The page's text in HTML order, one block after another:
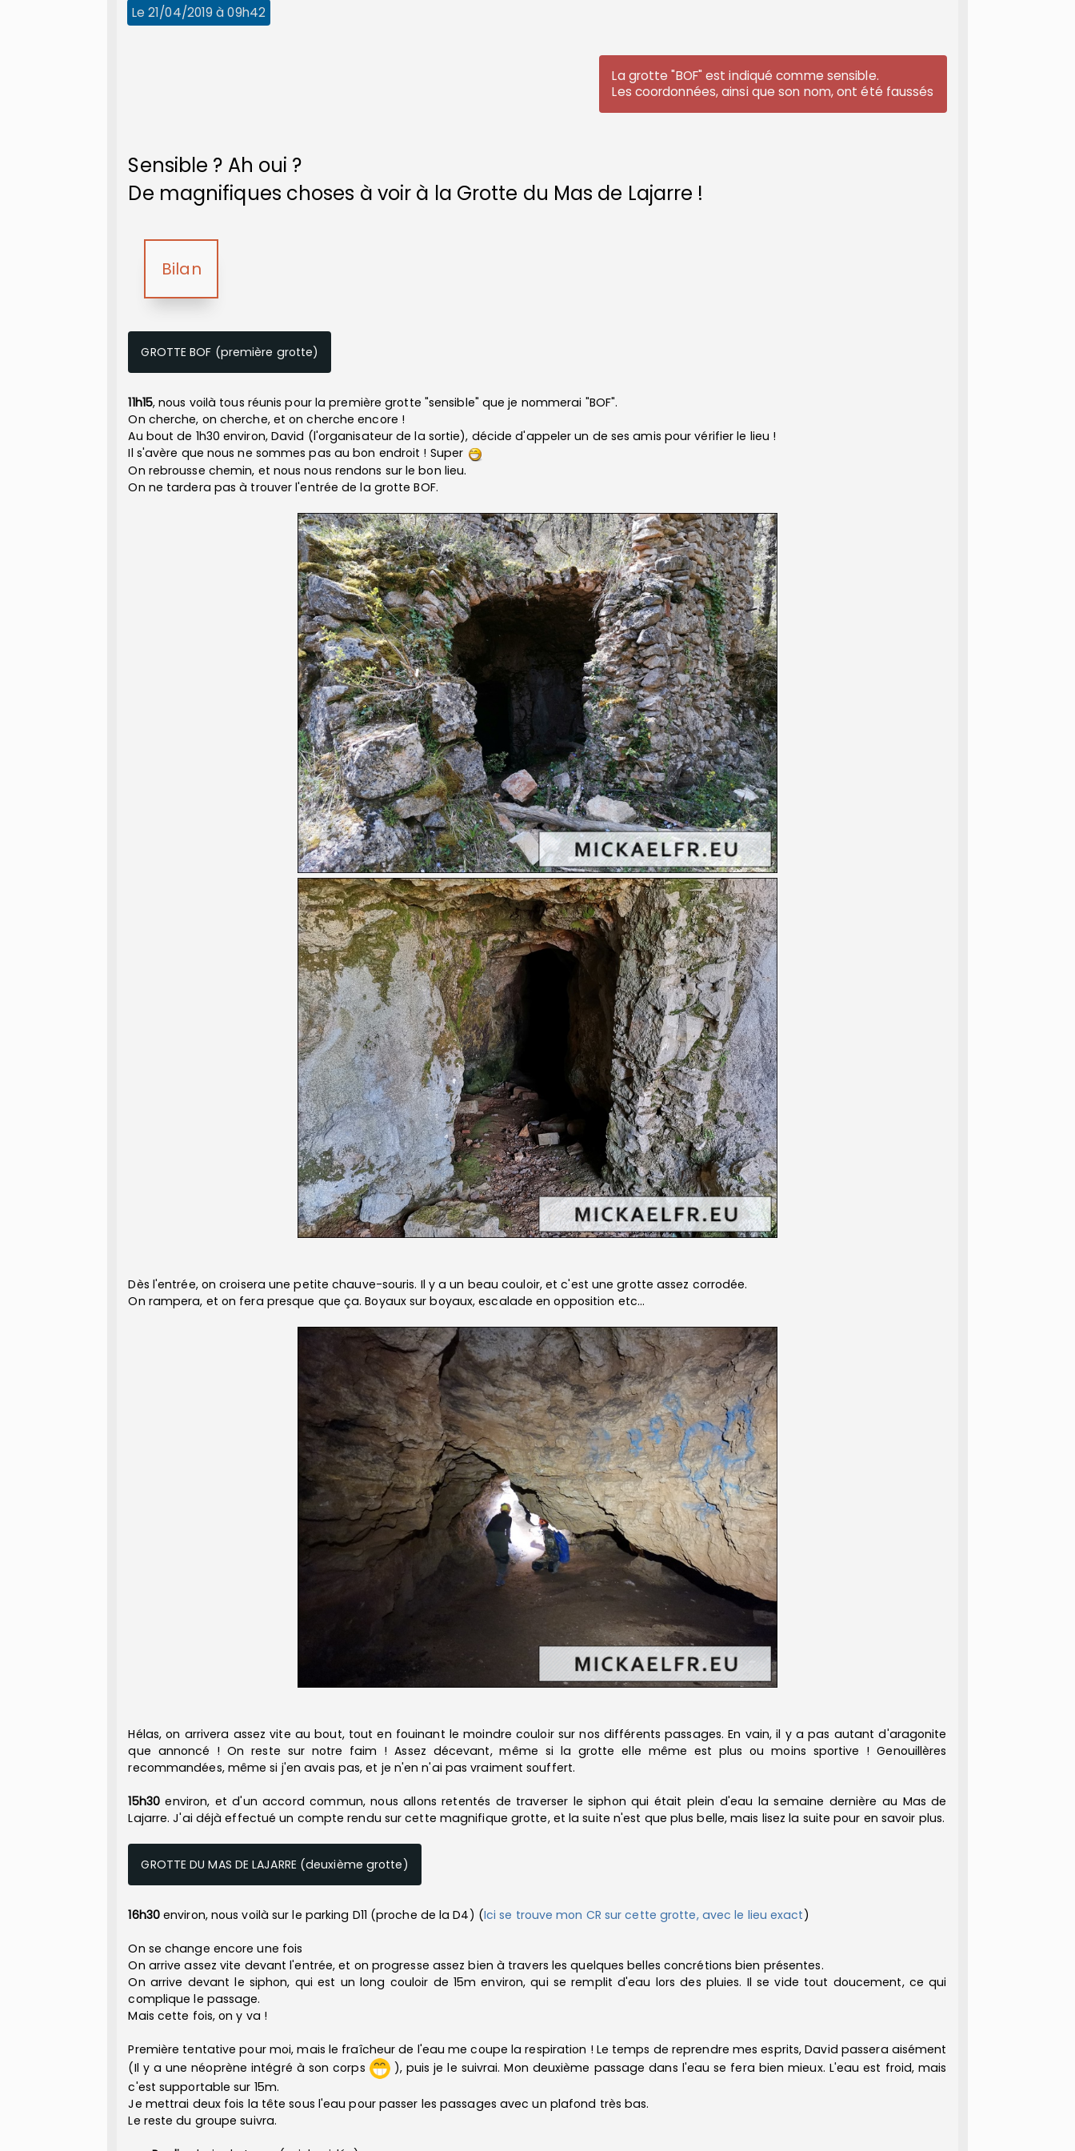
Le 21/04/2019 à 09h42
La grotte "BOF" est indiqué comme sensible.
Les coordonnées, ainsi que son nom, ont été faussés
Sensible ? Ah oui ?
De magnifiques choses à voir à la Grotte du Mas de Lajarre !
Bilan
GROTTE BOF (première grotte)
11h15, nous voilà tous réunis pour la première grotte "sensible" que je nommerai "BOF".
On cherche, on cherche, et on cherche encore !
Au bout de 1h30 environ, David (l'organisateur de la sortie), décide d'appeler un de ses amis pour vérifier le lieu !
Il s'avère que nous ne sommes pas au bon endroit ! Super
On rebrousse chemin, et nous nous rendons sur le bon lieu.
On ne tardera pas à trouver l'entrée de la grotte BOF.
Dès l'entrée, on croisera une petite chauve-souris. Il y a un beau couloir, et c'est une grotte assez corrodée.
On rampera, et on fera presque que ça. Boyaux sur boyaux, escalade en opposition etc...
Hélas, on arrivera assez vite au bout, tout en fouinant le moindre couloir sur nos différents passages. En vain, il y a pas autant d'aragonite
que annoncé ! On reste sur notre faim ! Assez décevant, même si la grotte elle même est plus ou moins sportive ! Genouillères
recommandées, même si j'en avais pas, et je n'en n'ai pas vraiment souffert.
15h30environ, et d'un accord commun, nous allons retentés de traverser le siphon qui était plein d'eau la semaine dernière au Mas de
Lajarre. J'ai déjà effectué un compte rendu sur cette magnifique grotte, et la suite n'est que plus belle, mais lisez la suite pour en savoir plus.
GROTTE DU MAS DE LAJARRE (deuxième grotte)
16h30environ, nous voilà sur le parking D11 (proche de la D4) (Ici se trouve mon CR sur cette grotte, avec le lieu exact)
On se change encore une fois
On arrive assez vite devant l'entrée, et on progresse assez bien à travers les quelques belles concrétions bien présentes.
On arrive devant le siphon, qui est un long couloir de 15m environ, qui se remplit d'eau lors des pluies. Il se vide tout doucement, ce qui
complique le passage.
Mais cette fois, on y va !
Première tentative pour moi, mais le fraîcheur de l'eau me coupe la respiration ! Le temps de reprendre mes esprits, David passera aisément
(Il y a une néoprène intégré à son corps
), puis je le suivrai. Mon deuxième passage dans l'eau se fera bien mieux. L'eau est froid, mais
c'est supportable sur 15m.
Je mettrai deux fois la tête sous l'eau pour passer les passages avec un plafond très bas.
Le reste du groupe suivra.